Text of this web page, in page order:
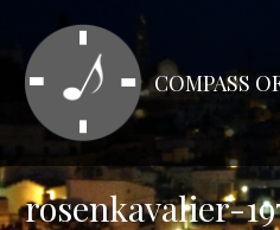
ン
COMPASS
rosenkavalier-